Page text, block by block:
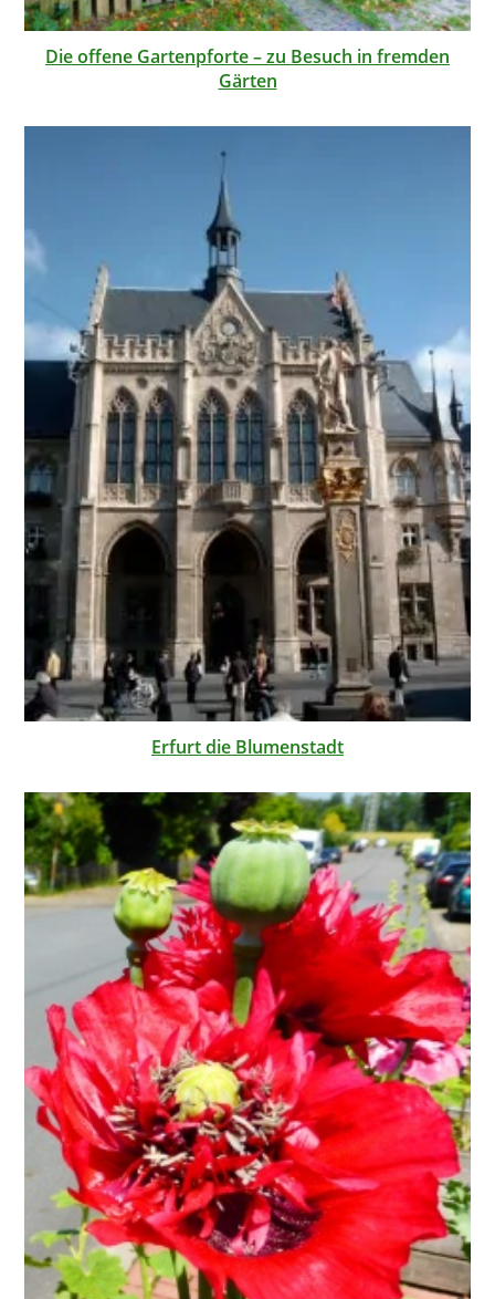
Die offene Gartenpforte – zu Besuch in fremden
Gärten
Erfurt die Blumenstadt